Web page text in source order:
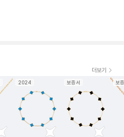
더보기
2024 보증서 보